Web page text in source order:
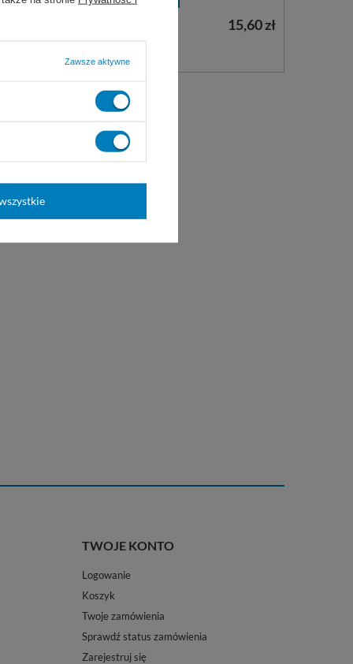
15,60 zł
TWOJE KONTO
Logowanie
Koszyk
Twoje zamówienia
Sprawdź status zamówienia
Zarejestruj się
Zawsze aktywne